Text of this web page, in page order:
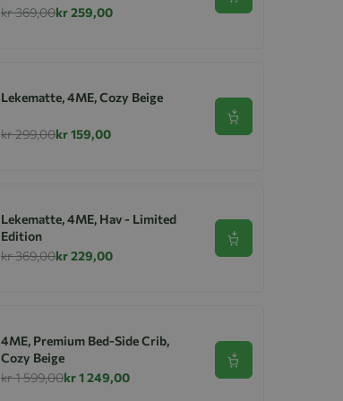
kr 369,00kr 259,00
Lekematte, 4ME, Cozy Beige
kr 299,00kr 159,00
Se produkt
Lekematte, 4ME, Hav - Limited
Edition
kr 369,00kr 229,00
Se produkt
4ME, Premium Bed-Side Crib,
Cozy Beige
kr 1 599,00kr 1 249,00
Se produkt